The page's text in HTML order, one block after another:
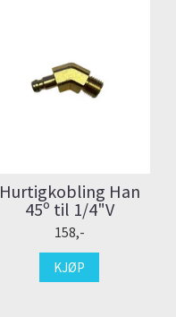
Hurtigkobling Han
45º til 1/4"V
158,-
KJØP